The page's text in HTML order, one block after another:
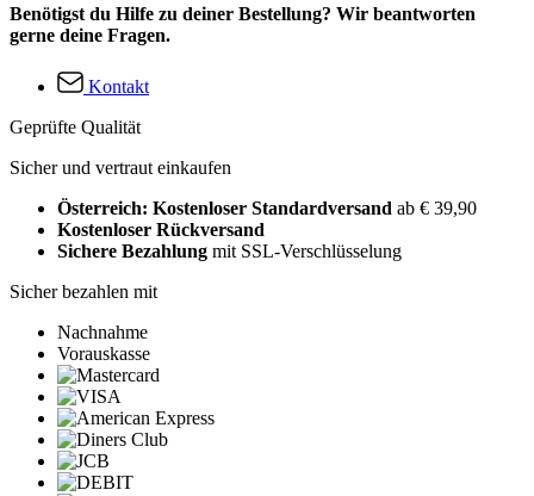
Benötigst du Hilfe zu deiner Bestellung? Wir beantworten
gerne deine Fragen.
Kontakt
Geprüfte Qualität
Sicher und vertraut einkaufen
Österreich: Kostenloser Standardversand ab € 39,90
Kostenloser Rückversand
Sichere Bezahlung mit SSL-Verschlüsselung
Sicher bezahlen mit
Nachnahme
Vorauskasse